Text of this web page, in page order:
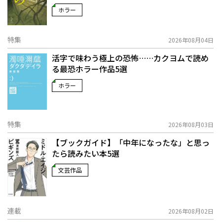
ホラー
特集 2026年08月04日
活字で味わう極上の恐怖……カクヨムで読め
る最恐ホラー作品5選
ホラー
特集 2026年08月03日
【ブックガイド】「中年になったな」と思っ
たら読みたい本5選
文芸作品
連載 2026年08月02日